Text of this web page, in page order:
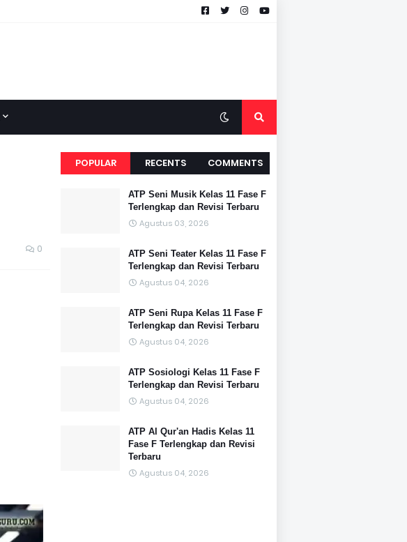
0
POPULAR RECENTS COMMENTS
ATP Seni Musik Kelas 11 Fase F
Terlengkap dan Revisi Terbaru
Agustus 03, 2026
ATP Seni Teater Kelas 11 Fase F
Terlengkap dan Revisi Terbaru
Agustus 04, 2026
ATP Seni Rupa Kelas 11 Fase F
Terlengkap dan Revisi Terbaru
Agustus 04, 2026
ATP Sosiologi Kelas 11 Fase F
Terlengkap dan Revisi Terbaru
Agustus 04, 2026
ATP Al Qur'an Hadis Kelas 11
Fase F Terlengkap dan Revisi
Terbaru
Agustus 04, 2026